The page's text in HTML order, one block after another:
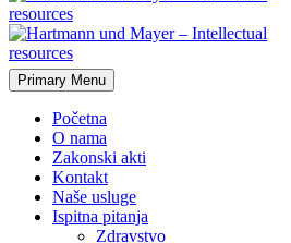
Primary Menu
Početna
O nama
Zakonski akti
Kontakt
Naše usluge
Ispitna pitanja
Zdravstvo